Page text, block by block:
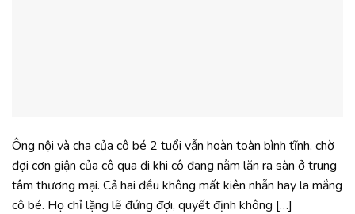
Ông nội và cha của cô bé 2 tuổi vẫn hoàn toàn bình tĩnh, chờ
đợi cơn giận của cô qua đi khi cô đang nằm lăn ra sàn ở trung
tâm thương mại. Cả hai đều không mất kiên nhẫn hay la mắng
cô bé. Họ chỉ lặng lẽ đứng đợi, quyết định không […]